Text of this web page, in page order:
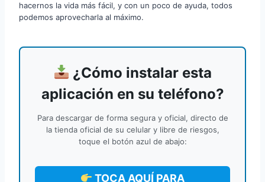
hacernos la vida más fácil, y con un poco de ayuda, todos
podemos aprovecharla al máximo.
¿Cómo instalar esta
aplicación en su teléfono?
Para descargar de forma segura y oficial, directo de
la tienda oficial de su celular y libre de riesgos,
toque el botón azul de abajo:
TOCA AQUÍ PARA